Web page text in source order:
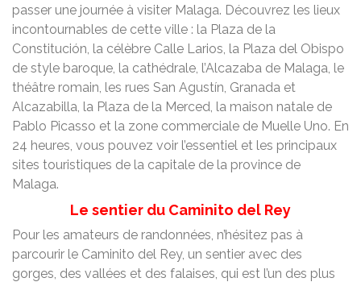
passer une journée à visiter Malaga. Découvrez les lieux
incontournables de cette ville : la Plaza de la
Constitución, la célèbre Calle Larios, la Plaza del Obispo
de style baroque, la cathédrale, l’Alcazaba de Malaga, le
théâtre romain, les rues San Agustín, Granada et
Alcazabilla, la Plaza de la Merced, la maison natale de
Pablo Picasso et la zone commerciale de Muelle Uno. En
24 heures, vous pouvez voir l’essentiel et les principaux
sites touristiques de la capitale de la province de
Malaga.
Le sentier du Caminito del Rey
Pour les amateurs de randonnées, n’hésitez pas à
parcourir le Caminito del Rey, un sentier avec des
gorges, des vallées et des falaises, qui est l’un des plus